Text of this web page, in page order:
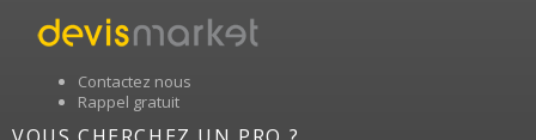
Contactez nous
Rappel gratuit